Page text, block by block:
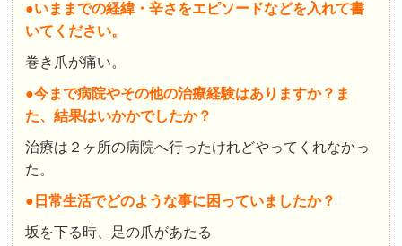
●いままでの経緯・辛さをエピソードなどを入れて書
いてください。
巻き爪が痛い。
●今まで病院やその他の治療経験はありますか？ま
た、結果はいかかでしたか？
治療は２ヶ所の病院へ行ったけれどやってくれなかっ
た。
●日常生活でどのような事に困っていましたか？
坂を下る時、足の爪があたる